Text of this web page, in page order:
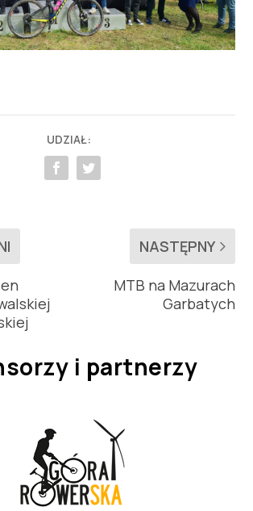
UDZIAŁ:
NASTĘPNY
MTB na Mazurach
Garbatych
i partnerzy